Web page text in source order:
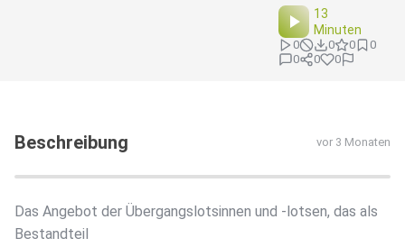
13
Minuten
0 0 0
0
0
0 0
Beschreibung vor 3 Monaten
Das Angebot der Übergangslotsinnen und -lotsen, das als
Bestandteil